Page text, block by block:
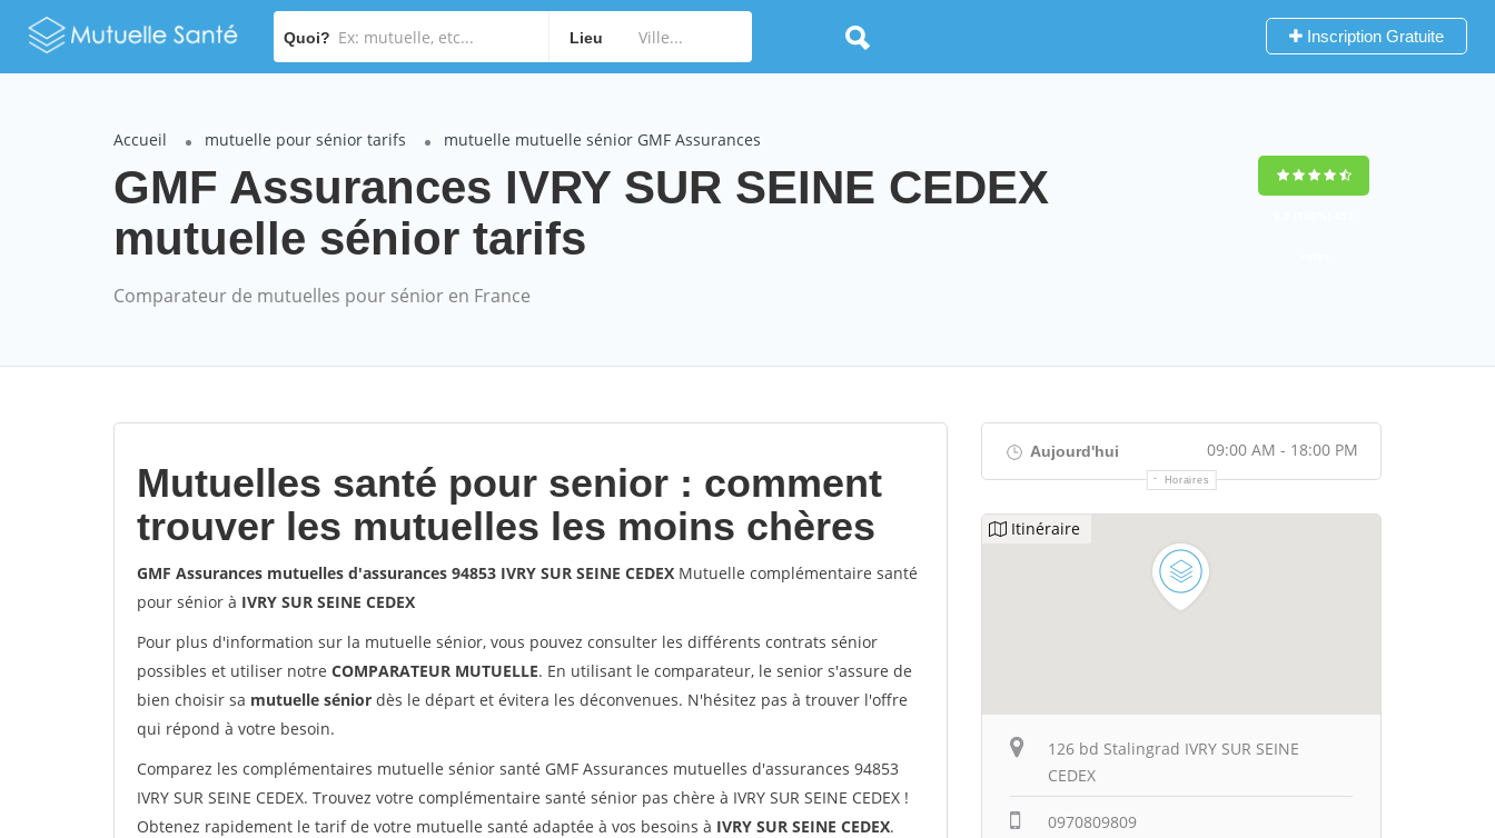
Quoi? Lieu Inscription Gratuite
Accueil mutuelle pour sénior tarifs mutuelle mutuelle sénior GMF Assurances
GMF Assurances IVRY SUR SEINE CEDEX
mutuelle sénior tarifs
Comparateur de mutuelles pour sénior en France
Mutuelles santé pour senior : comment
trouver les mutuelles les moins chères
GMF Assurances mutuelles d'assurances 94853 IVRY SUR SEINE CEDEX Mutuelle complémentaire santé
pour sénior à IVRY SUR SEINE CEDEX
Pour plus d'information sur la mutuelle sénior, vous pouvez consulter les différents contrats sénior
possibles et utiliser notre COMPARATEUR MUTUELLE. En utilisant le comparateur, le senior s'assure de
bien choisir sa mutuelle sénior dès le départ et évitera les déconvenues. N'hésitez pas à trouver l'offre
qui répond à votre besoin.
Comparez les complémentaires mutuelle sénior santé GMF Assurances mutuelles d'assurances 94853
IVRY SUR SEINE CEDEX. Trouvez votre complémentaire santé sénior pas chère à IVRY SUR SEINE CEDEX !
Obtenez rapidement le tarif de votre mutuelle santé adaptée à vos besoins à IVRY SUR SEINE CEDEX.
Aujourd'hui 09:00 AM - 18:00 PM
Horaires
Itinéraire
126 bd Stalingrad IVRY SUR SEINE
CEDEX
0970809809